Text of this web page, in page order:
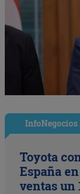
InfoNegocios
Toyota
España
ventas un